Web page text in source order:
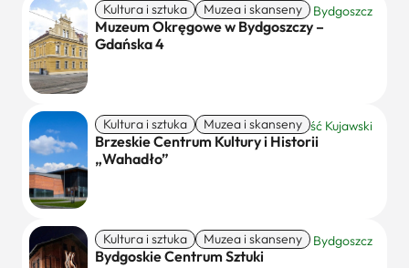
Kultura i sztuka Muzea i skanseny Bydgoszcz
Muzeum Okręgowe w Bydgoszczy –
Gdańska 4
Kultura i sztuka Muzea i skansenyBrześć Kujawski
Brzeskie Centrum Kultury i Historii
„Wahadło”
Kultura i sztuka Muzea i skanseny Bydgoszcz
Bydgoskie Centrum Sztuki